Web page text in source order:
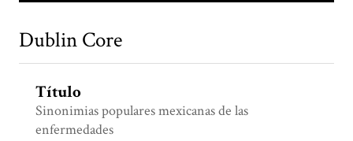
Dublin Core
Título
Sinonimias populares mexicanas de las
enfermedades